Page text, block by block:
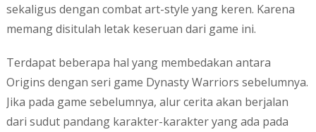
sekaligus dengan combat art-style yang keren. Karena
memang disitulah letak keseruan dari game ini.
Terdapat beberapa hal yang membedakan antara
Origins dengan seri game Dynasty Warriors sebelumnya.
Jika pada game sebelumnya, alur cerita akan berjalan
dari sudut pandang karakter-karakter yang ada pada